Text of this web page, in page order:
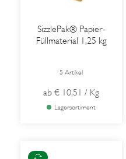
SizzlePak® Papier-
Füllmaterial 1,25 kg
5 Artikel
ab € 10,51 / Kg
Lagersortiment